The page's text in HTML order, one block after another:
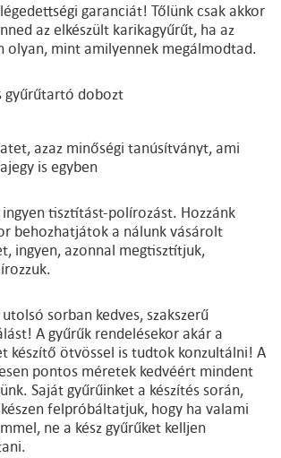
garanciát! Tőlünk csak akkor
az elkészült karikagyűrűt, ha az
olyan, mint amilyennek megálmodtad.
gyűrűtartó dobozt
azaz minőségi tanúsítványt, ami
is egyben
ingyen tisztítást-polírozást. Hozzánk
behozhatjátok a nálunk vásárolt
ingyen, azonnal megtisztítjuk,
utolsó sorban kedves, szakszerű
A gyűrűk rendelésekor akár a
készítő ötvössel is tudtok konzultálni! A
pontos méretek kedvéért mindent
Saját gyűrűinket a készítés során,
felpróbáltatjuk, hogy ha valami
ne a kész gyűrűket kelljen